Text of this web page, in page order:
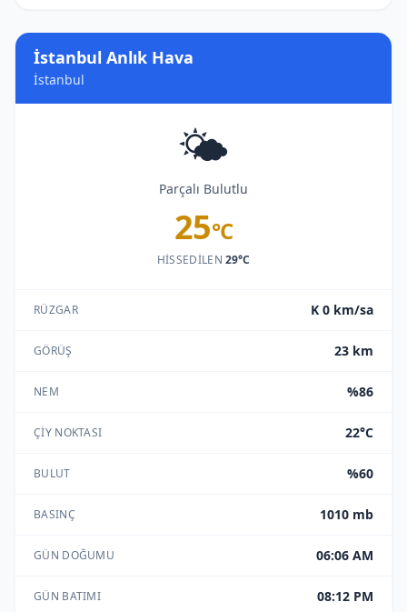
İstanbul Anlık Hava
İstanbul
🌤️
Parçalı Bulutlu
25°C
HISSEDILEN29°C
RÜZGAR K 0 km/sa
GÖRÜŞ 23 km
NEM %86
ÇIY NOKTASI 22°C
BULUT %60
BASINÇ 1010 mb
GÜN DOĞUMU 06:06 AM
GÜN BATIMI 08:12 PM